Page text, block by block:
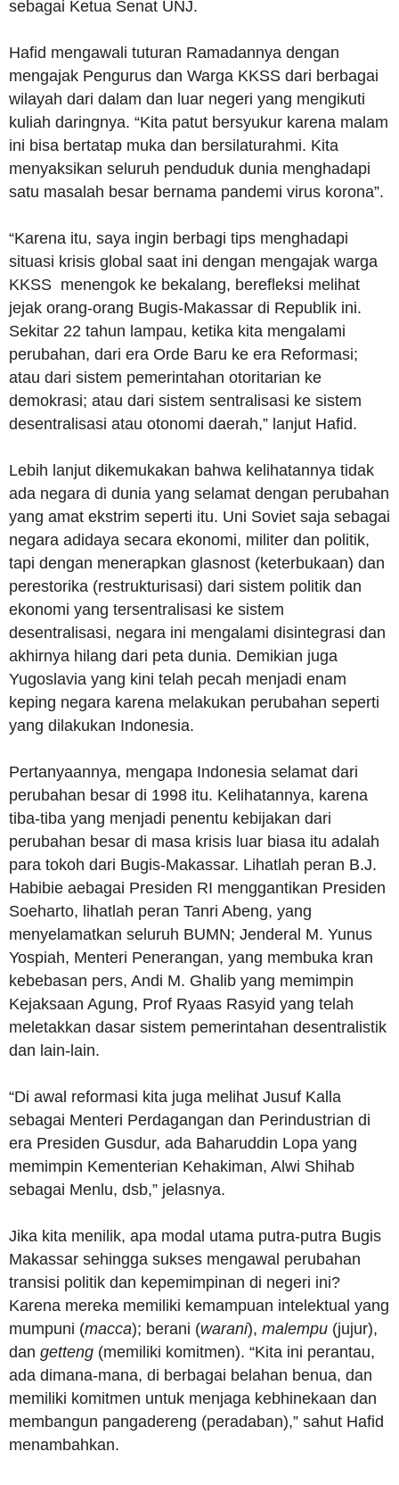
sebagai Ketua Senat UNJ.
Hafid mengawali tuturan Ramadannya dengan
mengajak Pengurus dan Warga KKSS dari berbagai
wilayah dari dalam dan luar negeri yang mengikuti
kuliah daringnya. “Kita patut bersyukur karena malam
ini bisa bertatap muka dan bersilaturahmi. Kita
menyaksikan seluruh penduduk dunia menghadapi
satu masalah besar bernama pandemi virus korona”.
“Karena itu, saya ingin berbagi tips menghadapi
situasi krisis global saat ini dengan mengajak warga
KKSS menengok ke bekalang, berefleksi melihat
jejak orang-orang Bugis-Makassar di Republik ini.
Sekitar 22 tahun lampau, ketika kita mengalami
perubahan, dari era Orde Baru ke era Reformasi;
atau dari sistem pemerintahan otoritarian ke
demokrasi; atau dari sistem sentralisasi ke sistem
desentralisasi atau otonomi daerah,” lanjut Hafid.
Lebih lanjut dikemukakan bahwa kelihatannya tidak
ada negara di dunia yang selamat dengan perubahan
yang amat ekstrim seperti itu. Uni Soviet saja sebagai
negara adidaya secara ekonomi, militer dan politik,
tapi dengan menerapkan glasnost (keterbukaan) dan
perestorika (restrukturisasi) dari sistem politik dan
ekonomi yang tersentralisasi ke sistem
desentralisasi, negara ini mengalami disintegrasi dan
akhirnya hilang dari peta dunia. Demikian juga
Yugoslavia yang kini telah pecah menjadi enam
keping negara karena melakukan perubahan seperti
yang dilakukan Indonesia.
Pertanyaannya, mengapa Indonesia selamat dari
perubahan besar di 1998 itu. Kelihatannya, karena
tiba-tiba yang menjadi penentu kebijakan dari
perubahan besar di masa krisis luar biasa itu adalah
para tokoh dari Bugis-Makassar. Lihatlah peran B.J.
Habibie aebagai Presiden RI menggantikan Presiden
Soeharto, lihatlah peran Tanri Abeng, yang
menyelamatkan seluruh BUMN; Jenderal M. Yunus
Yospiah, Menteri Penerangan, yang membuka kran
kebebasan pers, Andi M. Ghalib yang memimpin
Kejaksaan Agung, Prof Ryaas Rasyid yang telah
meletakkan dasar sistem pemerintahan desentralistik
dan lain-lain.
“Di awal reformasi kita juga melihat Jusuf Kalla
sebagai Menteri Perdagangan dan Perindustrian di
era Presiden Gusdur, ada Baharuddin Lopa yang
memimpin Kementerian Kehakiman, Alwi Shihab
sebagai Menlu, dsb,” jelasnya.
Jika kita menilik, apa modal utama putra-putra Bugis
Makassar sehingga sukses mengawal perubahan
transisi politik dan kepemimpinan di negeri ini?
Karena mereka memiliki kemampuan intelektual yang
mumpuni (macca); berani (warani), malempu (jujur),
dan getteng (memiliki komitmen). “Kita ini perantau,
ada dimana-mana, di berbagai belahan benua, dan
memiliki komitmen untuk menjaga kebhinekaan dan
membangun pangadereng (peradaban),” sahut Hafid
menambahkan.